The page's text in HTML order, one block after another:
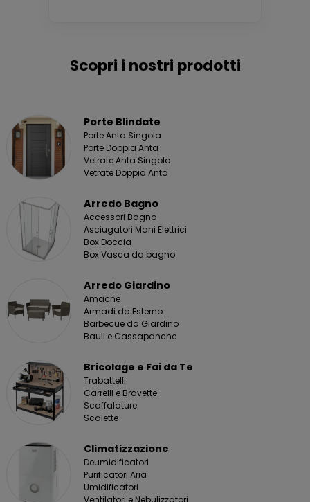
Scopri i nostri prodotti
Porte Blindate
Porte Anta Singola
Porte Doppia Anta
Vetrate Anta Singola
Vetrate Doppia Anta
Arredo Bagno
Accessori Bagno
Asciugatori Mani Elettrici
Box Doccia
Box Vasca da bagno
Arredo Giardino
Amache
Armadi da Esterno
Barbecue da Giardino
Bauli e Cassapanche
Bricolage e Fai da Te
Trabattelli
Carrelli e Bravette
Scaffalature
Scalette
Climatizzazione
Deumidificatori
Purificatori Aria
Umidificatori